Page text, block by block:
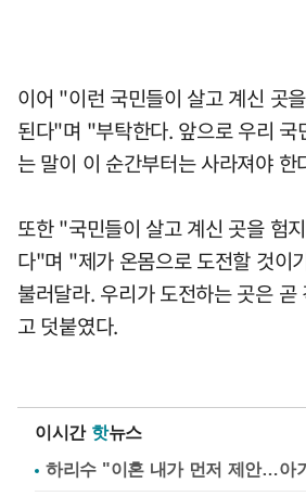
이어 "이런 국민들이 살고 계신 곳
된다"며 "부탁한다. 앞으로 우리 국
는 말이 이 순간부터는 사라져야
또한 "국민들이 살고 계신 곳을 험
다"며 "제가 온몸으로 도전할 것이
불러달라. 우리가 도전하는 곳은
고 덧붙였다.
이시간 핫뉴스
하리수 "이혼 내가 먼저 제안…아